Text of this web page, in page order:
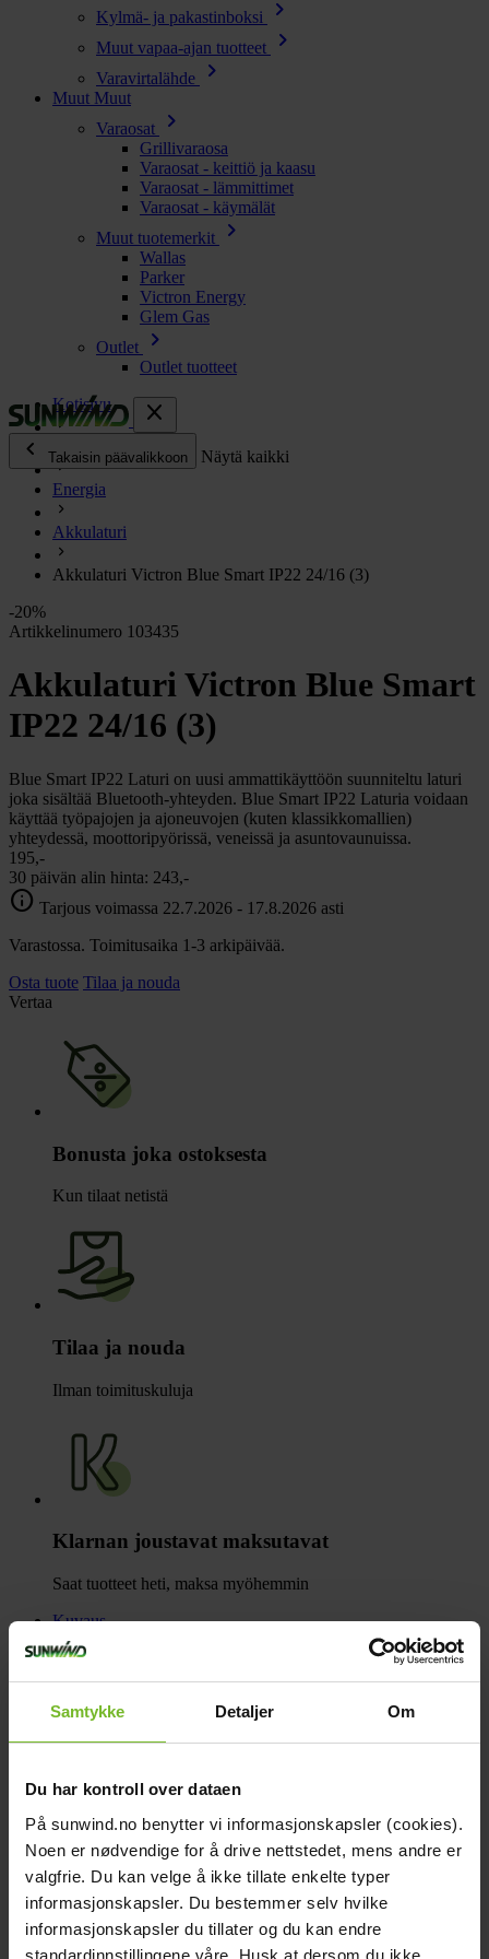
Samtykke Detaljer Om
Du har kontroll over dataen
På sunwind.no benytter vi informasjonskapsler (cookies).
Noen er nødvendige for å drive nettstedet, mens andre er
valgfrie. Du kan velge å ikke tillate enkelte typer
informasjonskapsler. Du bestemmer selv hvilke
informasjonskapsler du tillater og du kan endre
standardinnstillingene våre. Husk at dersom du ikke
Kylmä- ja pakastinboksi chevron_right
Muut vapaa-ajan tuotteet chevron_right
Varavirtalähde chevron_right
Muut Muut
Varaosat
chevron_right
Grillivaraosa
Varaosat - keittiö ja kaasu
Varaosat - lämmittimet
Varaosat - käymälät
Muut tuotemerkit
chevron_right
Wallas
Parker
Victron Energy
Glem Gas
Outlet
chevron_right
Outlet tuotteet
close
chevron_left
Takaisin päävalikkoon Näytä kaikki
Energia
Keittiö ja kaasu
Lämpö chevron_right
chevron_right
Piha ja Puutarha chevron_right
Vapaa-aika ja Retkeily chevron_right
Kotisivu
Energia
Akkulaturi
Akkulaturi Victron Blue Smart IP22 24/16 (3)
-20%
Artikkelinumero 103435
Akkulaturi Victron Blue Smart
IP22 24/16 (3)
Blue Smart IP22 Laturi on uusi ammattikäyttöön suunniteltu laturi
joka sisältää Bluetooth-yhteyden. Blue Smart IP22 Laturia voidaan
käyttää työpajojen ja ajoneuvojen (kuten klassikkomallien)
yhteydessä, moottoripyörissä, veneissä ja asuntovaunuissa.
195,-
30 päivän alin hinta: 243,-
info Tarjous voimassa 22.7.2026 - 17.8.2026 asti
Varastossa. Toimitusaika 1-3 arkipäivää.
Osta tuote Tilaa ja nouda
Vertaa
Bonusta joka ostoksesta
Kun tilaat netistä
Tilaa ja nouda
Ilman toimituskuluja
Klarnan joustavat maksutavat
Saat tuotteet heti, maksa myöhemmin
Kuvaus
Tekniset tiedot
Arvostelut
Samankaltaiset tuotteet
Toimitus- ja palautusehdot
Akku ladataan älykkäästi... täydelliseen lataustasoon
7-vaiheinen latausalgoritmi hyödyntää akkusi ominaisuudet ja
suorituskyvyn maksimaalisesti. Laturi tuottaa akulle sen tarvitseman
latausvirran, ylläpitää akun kunnon, varmistaa paremman
suorituskyvyn ja pidentää akun käyttöikää.
Syväpurkautuneiden akkujen palautus
Päinvastoin kuin muiden valmistajien laturit, Blue Smart IP22 Laturi
pyrkii lataamaan syväpuretun akun pakkosyöttämällä siihen matalaa